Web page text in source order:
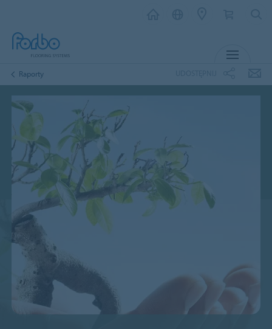
Raporty